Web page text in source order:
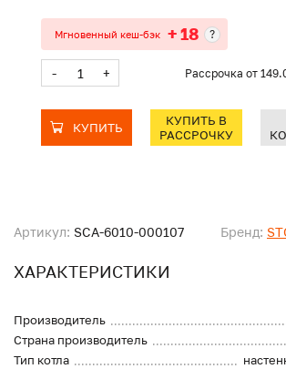
Артикул: SCA-6010-000107 Бренд:
ХАРАКТЕРИСТИКИ
Производитель
Страна производитель
Тип котла
Мгновенный кеш-бэк + 18 ?
- + Рассрочка от
КУПИТЬ
КУПИТЬ В
РАССРОЧКУ